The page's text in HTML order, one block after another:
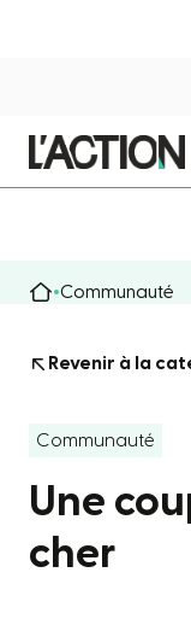
Communauté
Revenir à la
Communauté
Une
cher